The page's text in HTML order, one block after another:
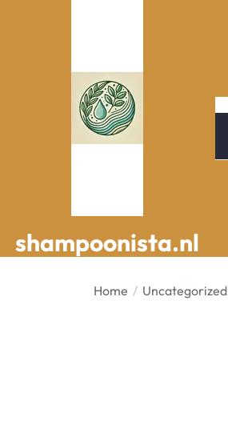
shampoonista.nl
shampoonista.nl
Home Uncategorized